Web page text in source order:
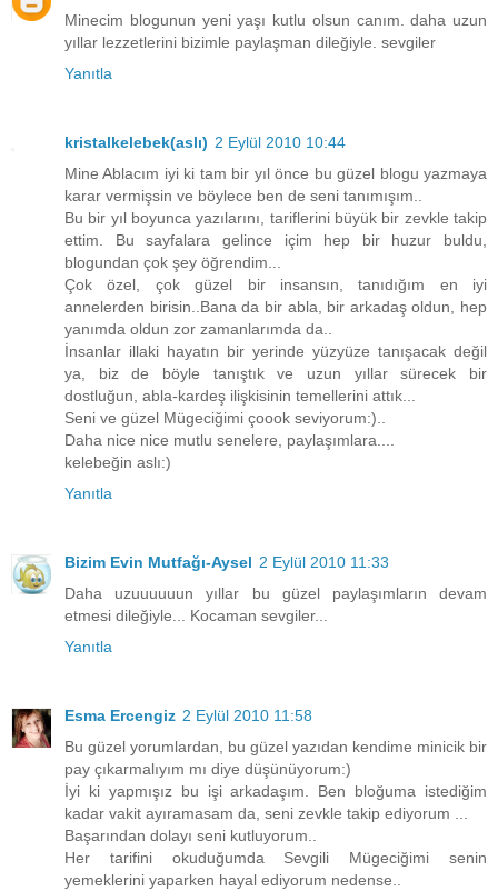
Minecim blogunun yeni yaşı kutlu olsun canım. daha uzun
yıllar lezzetlerini bizimle paylaşman dileğiyle. sevgiler
Yanıtla
kristalkelebek(aslı) 2 Eylül 2010 10:44
Mine Ablacım iyi ki tam bir yıl önce bu güzel blogu yazmaya
karar vermişsin ve böylece ben de seni tanımışım..
Bu bir yıl boyunca yazılarını, tariflerini büyük bir zevkle takip
ettim. Bu sayfalara gelince içim hep bir huzur buldu,
blogundan çok şey öğrendim...
Çok özel, çok güzel bir insansın, tanıdığım en iyi
annelerden birisin..Bana da bir abla, bir arkadaş oldun, hep
yanımda oldun zor zamanlarımda da..
İnsanlar illaki hayatın bir yerinde yüzyüze tanışacak değil
ya, biz de böyle tanıştık ve uzun yıllar sürecek bir
dostluğun, abla-kardeş ilişkisinin temellerini attık...
Seni ve güzel Mügeciğimi çoook seviyorum:)..
Daha nice nice mutlu senelere, paylaşımlara....
kelebeğin aslı:)
Yanıtla
Bizim Evin Mutfağı-Aysel 2 Eylül 2010 11:33
Daha uzuuuuuun yıllar bu güzel paylaşımların devam
etmesi dileğiyle... Kocaman sevgiler...
Yanıtla
Esma Ercengiz 2 Eylül 2010 11:58
Bu güzel yorumlardan, bu güzel yazıdan kendime minicik bir
pay çıkarmalıyım mı diye düşünüyorum:)
İyi ki yapmışız bu işi arkadaşım. Ben bloğuma istediğim
kadar vakit ayıramasam da, seni zevkle takip ediyorum ...
Başarından dolayı seni kutluyorum..
Her tarifini okuduğumda Sevgili Mügeciğimi senin
yemeklerini yaparken hayal ediyorum nedense..